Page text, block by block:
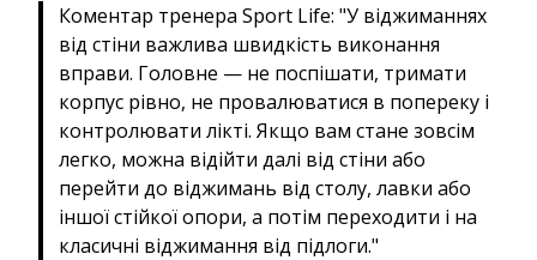
Коментар тренера Sport Life: "У віджиманнях
від стіни важлива швидкість виконання
вправи. Головне — не поспішати, тримати
корпус рівно, не провалюватися в попереку і
контролювати лікті. Якщо вам стане зовсім
легко, можна відійти далі від стіни або
перейти до віджимань від столу, лавки або
іншої стійкої опори, а потім переходити і на
класичні віджимання від підлоги."